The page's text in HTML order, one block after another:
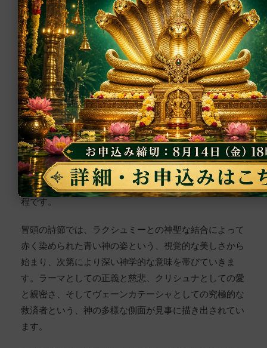
「数々の過ち」という表現は、意識的・無意識的
を問わず、人生において犯してきた全ての過失を
包含しています。これは特定の行為の懺悔という
よりも、人間としての不完全さの認識と、それを
超越するための神の慈悲への祈願です。
「お赦しください」という言葉の繰り返しは、前
節までの様式を踏襲しながら、特に切実な懇願の
調子を帯びています。この反復は、心の深い渇望
を表現する韻律的効果を持っています。
「シェーシャ山の頂きの宝石」という美しい呼び
かけは、ヴェーンカテーシャ神の住まう聖なる山
への言及です。山の頂きは天と地の出会う場所と
して、神聖な象徴性を持っています。
この詩節は、人間の限界と神の無限の慈悲とい
う、普遍的なテーマを扱っています。それは、完
全性を求めながらも不完全さを免れない人間の条
件と、それを包み込む神の慈愛という、深遠な精
神的真理を示唆しています。
＋ 逐語訳
इति (iti) – このように、以上
वेङ्कटेश (veṅkaṭeśa) – ヴェーンカテーシャの
स्तोत्रम् (stotram) – 讃歌
＋ 解説
この結びの言葉は、単なる形式的な終わりの句以
上の意味を持っています。サンスクリット語の伝
統では、「इति」（iti）という言葉で文献を締めく
くることには、特別な意義が込められています。
それは単に「終わり」を示すだけではなく、これ
までの全ての詩節を一つの完全な全体として統合
する機能を果たしています。11の詩節を通じて描か
れてきた神への讃歌、祈願、そして懺悔の言葉
が、ここで一つの円環として完結します。
「स्तोत्र」（stotra）という言葉自体が、単なる「讃
歌」以上の意味を持っています。それは、神の栄
光を讃える言葉を通じて、話者自身の心を浄化
し、高めていく実践的な瞑想の手段です。
この讃歌全体を通じて、私たちは神の様々な側面
最後に
「ヴェーンカテーシャ・ストートラム」の11節にわたる
詳細な解説を通じて、この讃歌が持つ深い精神性と芸術
的な表現の豊かさが明らかになったことと思います。特
に注目すべきは、この讃歌が示す神への帰依の深化の過
程です。
冒頭の詩節では、ラクシュミーとの神聖な結合によって
赤く染められた青い神の姿という、視覚的な美しさから
始まり、次第により深い神学的な意味を帯びていきま
す。ラーマとしての正義と慈悲、クリシュナとしての愛
と親密さ、そしてヴェーンカテーシャとしての究極的な
救済者という、神の多様な側面が見事に描き出されてい
ます。